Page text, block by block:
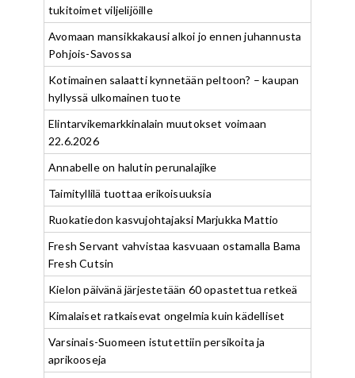
tukitoimet viljelijöille
Avomaan mansikkakausi alkoi jo ennen juhannusta
Pohjois-Savossa
Kotimainen salaatti kynnetään peltoon? – kaupan
hyllyssä ulkomainen tuote
Elintarvikemarkkinalain muutokset voimaan
22.6.2026
Annabelle on halutin perunalajike
Taimityllilä tuottaa erikoisuuksia
Ruokatiedon kasvujohtajaksi Marjukka Mattio
Fresh Servant vahvistaa kasvuaan ostamalla Bama
Fresh Cutsin
Kielon päivänä järjestetään 60 opastettua retkeä
Kimalaiset ratkaisevat ongelmia kuin kädelliset
Varsinais-Suomeen istutettiin persikoita ja
aprikooseja